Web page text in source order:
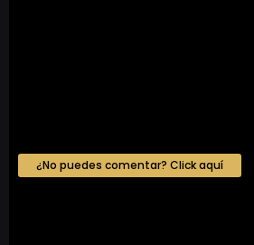
¿No puedes comentar? Click aquí